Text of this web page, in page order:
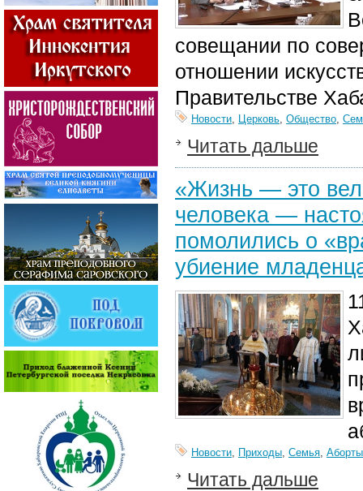
совещании по
отношении
Правительстве
Новости, Церковь, Общество,
Читать дальше
«Жизнь — это
человека —
помолились о
убиение
Новости, Приходы, Семья,
Читать дальше